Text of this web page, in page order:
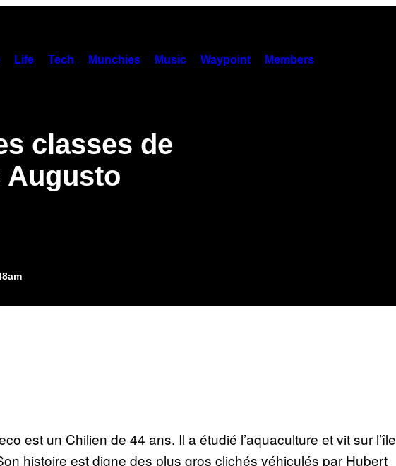
Life Tech Munchies Music Waypoint Members
classes de
Augusto
est un Chilien de 44 ans. Il a étudié l’aquaculture et vit sur l’île
histoire est digne des plus gros clichés véhiculés par Hubert